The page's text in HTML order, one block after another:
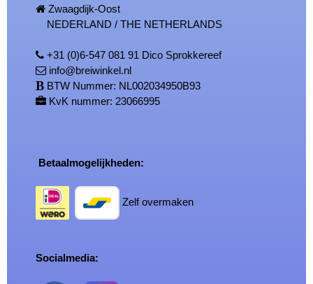
Zwaagdijk-Oost
NEDERLAND / THE NETHERLANDS
+31 (0)6-547 081 91 Dico Sprokkereef
info@breiwinkel.nl
BTW Nummer: NL002034950B93
KvK nummer: 23066995
Betaalmogelijkheden:
Zelf overmaken
Socialmedia: